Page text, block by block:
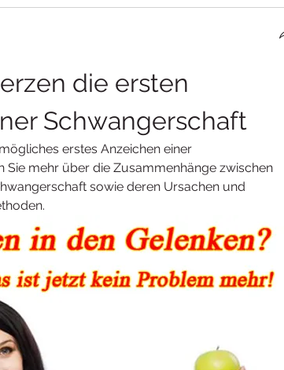
die ersten
Schwangerschaft
erstes Anzeichen einer
Sie mehr über die Zusammenhänge zwischen
sowie deren Ursachen und